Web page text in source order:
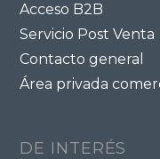
Acceso B2B
Servicio Post Venta
Contacto general
Área privada
DE INTERÉS